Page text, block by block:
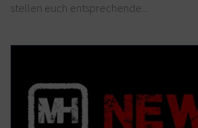
stellen euch entsprechende...